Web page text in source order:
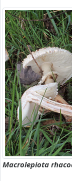
Macrolepiota